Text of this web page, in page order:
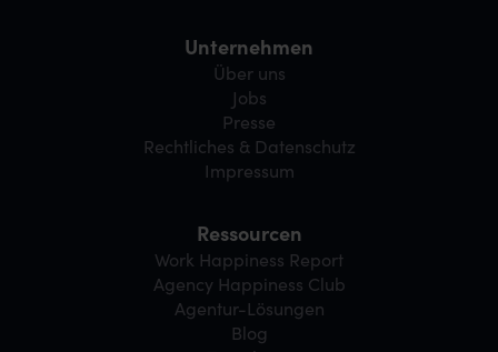
Unternehmen
Über uns
Jobs
Presse
Rechtliches & Datenschutz
Impressum
Ressourcen
Work Happiness Report
Agency Happiness Club
Agentur-Lösungen
Blog